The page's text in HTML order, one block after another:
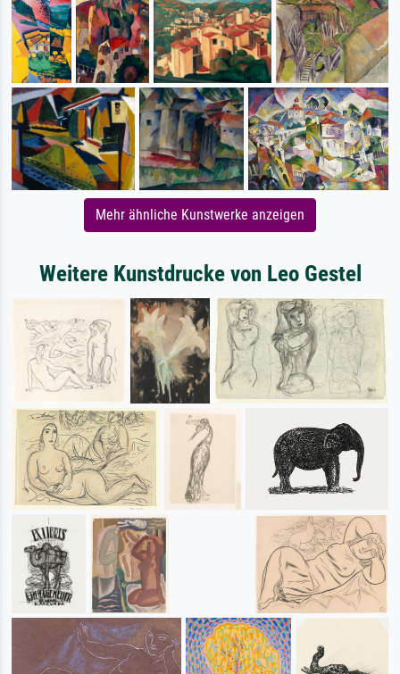
Mehr ähnliche Kunstwerke anzeigen
Weitere Kunstdrucke von Leo Gestel